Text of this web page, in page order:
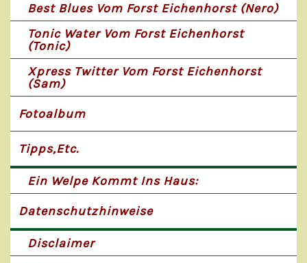
Best Blues Vom Forst Eichenhorst (Nero)
Tonic Water Vom Forst Eichenhorst
(Tonic)
Xpress Twitter Vom Forst Eichenhorst
(Sam)
Fotoalbum
Tipps,etc.
Ein Welpe Kommt Ins Haus:
Datenschutzhinweise
Disclaimer